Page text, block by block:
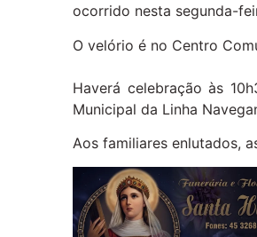
ocorrido nesta segunda-
O velório é no Centro
Haverá celebração às
Municipal da Linha
Aos familiares enlutados,